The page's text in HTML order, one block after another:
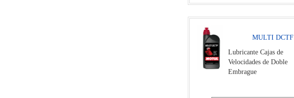
MULTI DCTF
Lubricante Cajas de
Velocidades de Doble
Embrague